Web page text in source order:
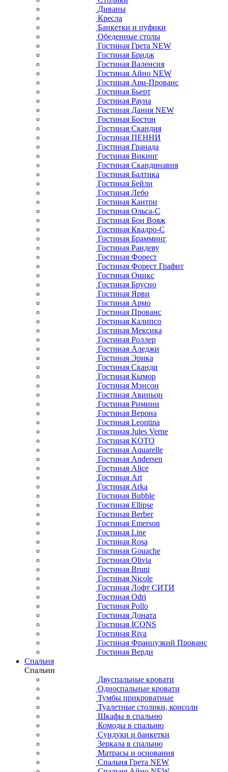
Диваны
Кресла
Банкетки и пуфики
Обеденные столы
Гостиная Грета NEW
Гостиная Бридж
Гостиная Валенсия
Гостиная Айно NEW
Гостиная Ари-Прованс
Гостиная Бьерт
Гостиная Рауна
Гостиная Дания NEW
Гостиная Бостон
Гостиная Скандия
Гостиная ПЕННИ
Гостиная Гранада
Гостиная Викинг
Гостиная Скандинавия
Гостиная Балтика
Гостиная Бейли
Гостиная Лебо
Гостиная Кантри
Гостиная Ольса-С
Гостиная Бон Вояж
Гостиная Квадро-С
Гостиная Брамминг
Гостиная Рандеву
Гостиная Форест
Гостиная Форест Графит
Гостиная Оникс
Гостиная Брусно
Гостиная Ярви
Гостиная Армо
Гостиная Прованс
Гостиная Калипсо
Гостиная Мексика
Гостиная Роллер
Гостиная Аледжи
Гостиная Эрика
Гостиная Сканди
Гостиная Кымор
Гостиная Мэнсон
Гостиная Авиньон
Гостиная Римини
Гостиная Верона
Гостиная Leontina
Гостиная Jules Verne
Гостиная KOTO
Гостиная Aquarelle
Гостиная Andersen
Гостиная Alice
Гостиная Art
Гостиная Arka
Гостиная Bubble
Гостиная Ellipse
Гостиная Berber
Гостиная Emerson
Гостиная Line
Гостиная Rosa
Гостиная Gouache
Гостиная Olivia
Гостиная Bruni
Гостиная Nicole
Гостиная Лофт СИТИ
Гостиная Odri
Гостиная Pollo
Гостиная Доната
Гостиная ICONS
Гостиная Riva
Гостиная Французкий Прованс
Гостиная Верди
Спальня
Спальни
Двуспальные кровати
Односпальные кровати
Тумбы прикроватные
Туалетные столики, консоли
Шкафы в спальню
Комоды в спальню
Сундуки и банкетки
Зеркала в спальню
Матрасы и основания
Спальня Грета NEW